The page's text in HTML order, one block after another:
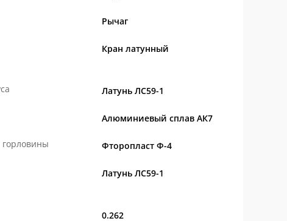
Рычаг
Кран латунный
Латунь ЛС59-1
Алюминиевый сплав АК7
Фторопласт Ф-4
Латунь ЛС59-1
0.262